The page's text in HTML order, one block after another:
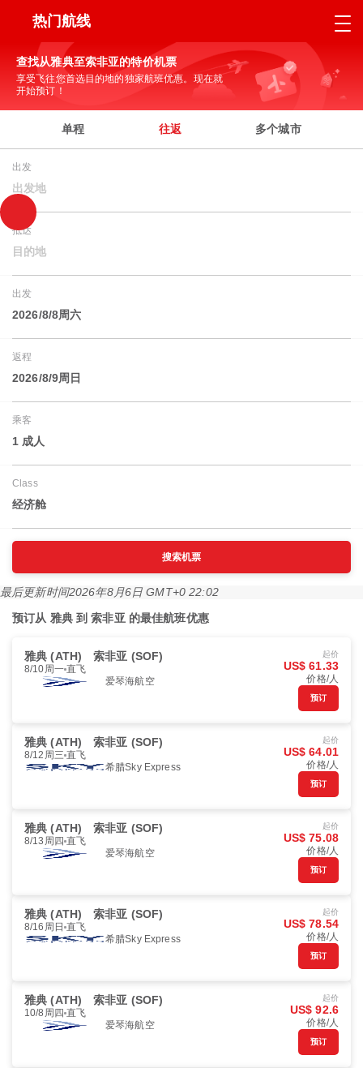
热门航线
查找从雅典至索非亚的特价机票
享受飞往您首选目的地的独家航班优惠。现在就
开始预订！
单程 往返 多个城市
出发
出发地
抵达
目的地
出发
2026/8/8周六
返程
2026/8/9周日
乘客
1 成人
Class
经济舱
搜索机票
最后更新时间2026年8月6日 GMT+0 22:02
预订从 雅典 到 索非亚 的最佳航班优惠
雅典 (ATH) 索非亚 (SOF)
8/10周一 直飞
爱琴海航空
起价
US$ 61.33
价格/人
预订
雅典 (ATH) 索非亚 (SOF)
8/12周三 直飞
希腊Sky Express
起价
US$ 64.01
价格/人
预订
雅典 (ATH) 索非亚 (SOF)
8/13周四 直飞
爱琴海航空
起价
US$ 75.08
价格/人
预订
雅典 (ATH) 索非亚 (SOF)
8/16周日 直飞
希腊Sky Express
起价
US$ 78.54
价格/人
预订
雅典 (ATH) 索非亚 (SOF)
10/8周四 直飞
爱琴海航空
起价
US$ 92.6
价格/人
预订